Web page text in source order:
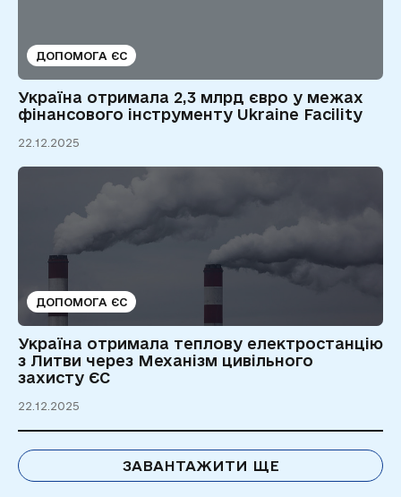
ДОПОМОГА ЄС
Україна отримала 2,3 млрд євро у межах
фінансового інструменту Ukraine Facility
22.12.2025
ДОПОМОГА ЄС
Україна отримала теплову електростанцію
з Литви через Механізм цивільного
захисту ЄС
22.12.2025
ЗАВАНТАЖИТИ ЩЕ